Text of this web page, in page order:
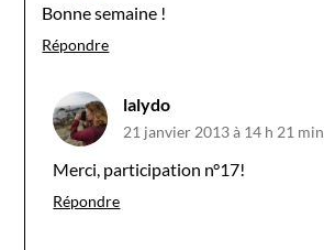
Bonne semaine !
Répondre
lalydo
21 janvier 2013 à 14 h 21 min
Merci, participation n°17!
Répondre